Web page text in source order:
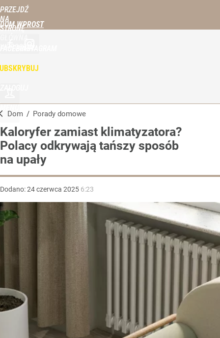
PRZEJDŹ
NA
STRONĘ
DOM WPROST
Dom / Porady domowe
Kaloryfer zamiast klimatyzatora?
Polacy odkrywają tańszy sposób
na upały
Dodano:24czerwca 2025 6:23